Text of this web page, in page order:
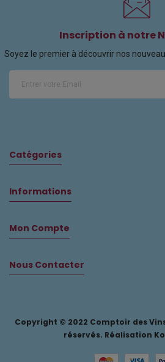
Inscription à notre
Soyez le premier à découvrir nos
Catégories
Informations
Mon Compte
Nous Contacter
Copyright © 2022 Comptoir des
réservés. Réalisation